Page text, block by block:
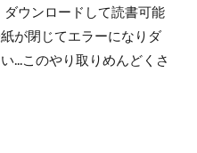
ウンロードして読書可能
が閉じてエラーになりダ
...このやり取りめんどくさ